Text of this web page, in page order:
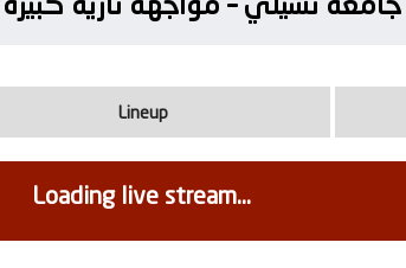
Lineup
Loading live stream...